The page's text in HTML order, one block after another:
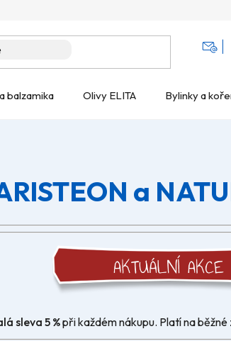
balzamika Olivy ELITA Bylinky a
a
sleva 5 %při každém nákupu. Platí na běžné